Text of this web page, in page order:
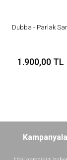
Dubba - Parlak
1.900,00 TL